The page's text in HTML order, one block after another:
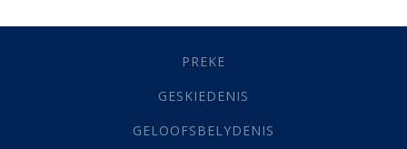
Geestelike Groei(10)
(21)
Grys Areas(4)
Lewensdoel(3)
PREKE
GESKIEDENIS
GELOOFSBELYDENIS